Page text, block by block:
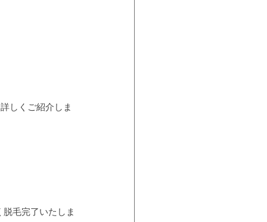
しくご紹介しま
毛完了いたしま